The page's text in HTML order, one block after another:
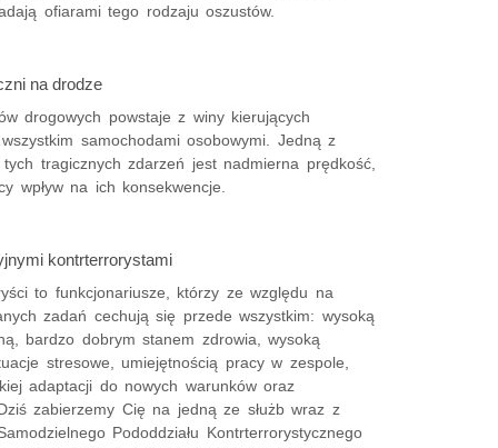
ofiarami tego rodzaju oszustów.
na drodze
drogowych powstaje z winy kierujących
samochodami osobowymi. Jedną z
tych tragicznych zdarzeń jest nadmierna prędkość,
wpływ na ich konsekwencje.
kontrterrorystami
to funkcjonariusze, którzy ze względu na
zadań cechują się przede wszystkim: wysoką
bardzo dobrym stanem zdrowia, wysoką
stresowe, umiejętnością pracy w zespole,
adaptacji do nowych warunków oraz
zabierzemy Cię na jedną ze służb wraz z
Pododdziału Kontrterrorystycznego